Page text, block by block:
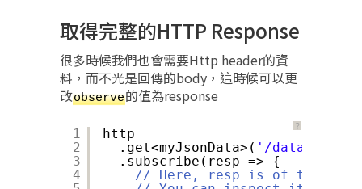
取得完整的HTTP Response
很多時候我們也會需要Http header的資
料，而不光是回傳的body，這時候可以更
改observe的值為response
？
1
2
3
4
http
.get<myJsonData>( '/data.json'
.subscribe(resp => {
// Here, resp is of type